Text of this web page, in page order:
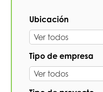
Ubicación
Ver todos
U
i
c
a
Tipo de empresa
Ver todos